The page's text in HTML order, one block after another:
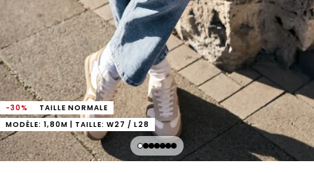
-30%
TAILLE NORMALE
MODÈLE: 1,80M | TAILLE: W27 / L28